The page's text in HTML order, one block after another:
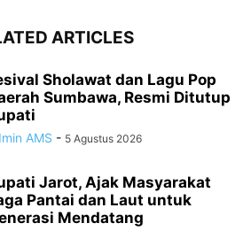
ARTICLES
Sholawat dan Lagu Pop
Sumbawa, Resmi Ditutup
AMS - 5 Agustus 2026
Jarot, Ajak Masyarakat
Pantai dan Laut untuk
Mendatang